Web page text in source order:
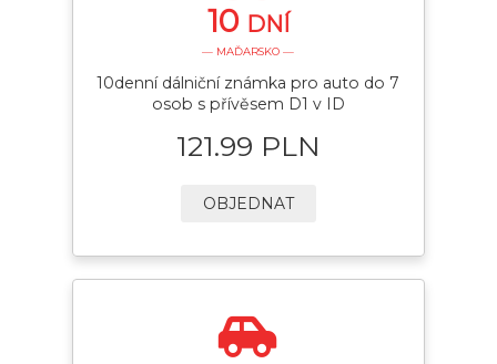
10 DNÍ
— MAĎARSKO —
10denní dálniční známka pro auto do 7
osob s přívěsem D1 v ID
121.99 PLN
OBJEDNAT